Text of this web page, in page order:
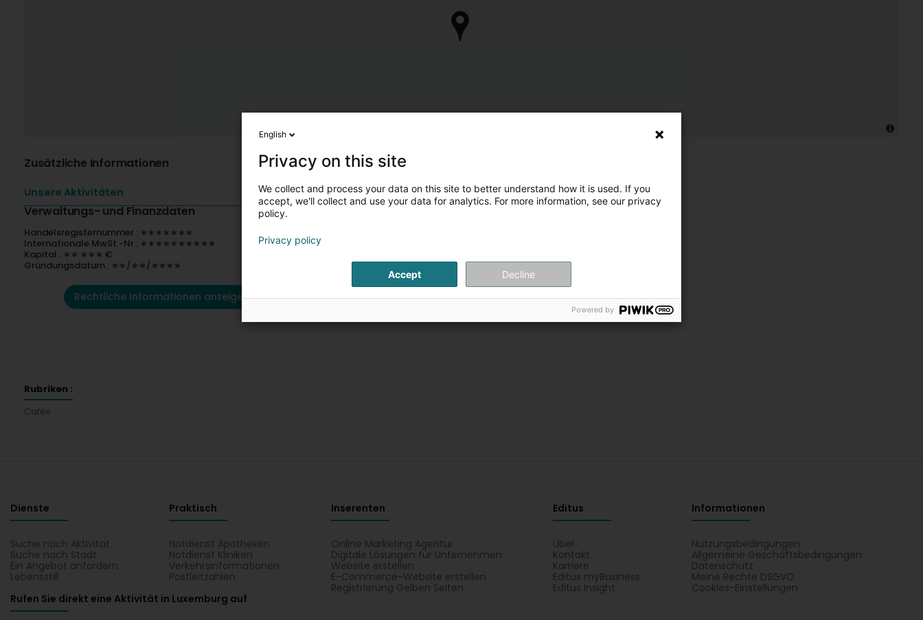
Zusätzliche Informationen
Unsere Aktivitäten
Verwaltungs- und Finanzdaten
Handelsregisternummer : ∗∗∗∗∗∗∗
Internationale MwSt.-Nr : ∗∗∗∗∗∗∗∗∗∗
Kapital : ∗∗ ∗∗∗ €
Gründungsdatum : ∗∗/∗∗/∗∗∗∗
Rechtliche Informationen anzeigen
Rubriken :
Cafés
Dienste
Suche nach Aktivität
Suche nach Stadt
Ein Angebot anfordern
Lebensstill
Praktisch
Notdienst Apotheken
Notdienst Kliniken
Verkehrsinformationen
Postleitzahlen
Inserenten
Online Marketing Agentur
Digitale Lösungen für Unternehmen
Website erstellen
E-Commerce-Website erstellen
Registrierung Gelben Seiten
Editus
Über
Kontakt
Karriere
Editus myBusiness
Editus Insight
Informationen
Nutzungsbedingungen
Allgemeine Geschäftsbedingungen
Datenschutz
Meine Rechte DSGVO
Cookies-Einstellungen
Rufen Sie direkt eine Aktivität in Luxemburg auf
English
Privacy on this site
We collect and process your data on this site to better understand how it is used. If you
accept, we'll collect and use your data for analytics. For more information, see our privacy
policy.
Privacy policy
Accept Decline
Powered by